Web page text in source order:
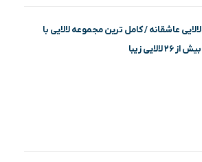
لالایی عاشقانه / کامل ترین مجموعه لالایی با
بیش از ۲۶ لالایی زیبا